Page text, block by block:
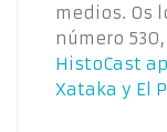
medios. Os
número
HistoCast
Xataka y El